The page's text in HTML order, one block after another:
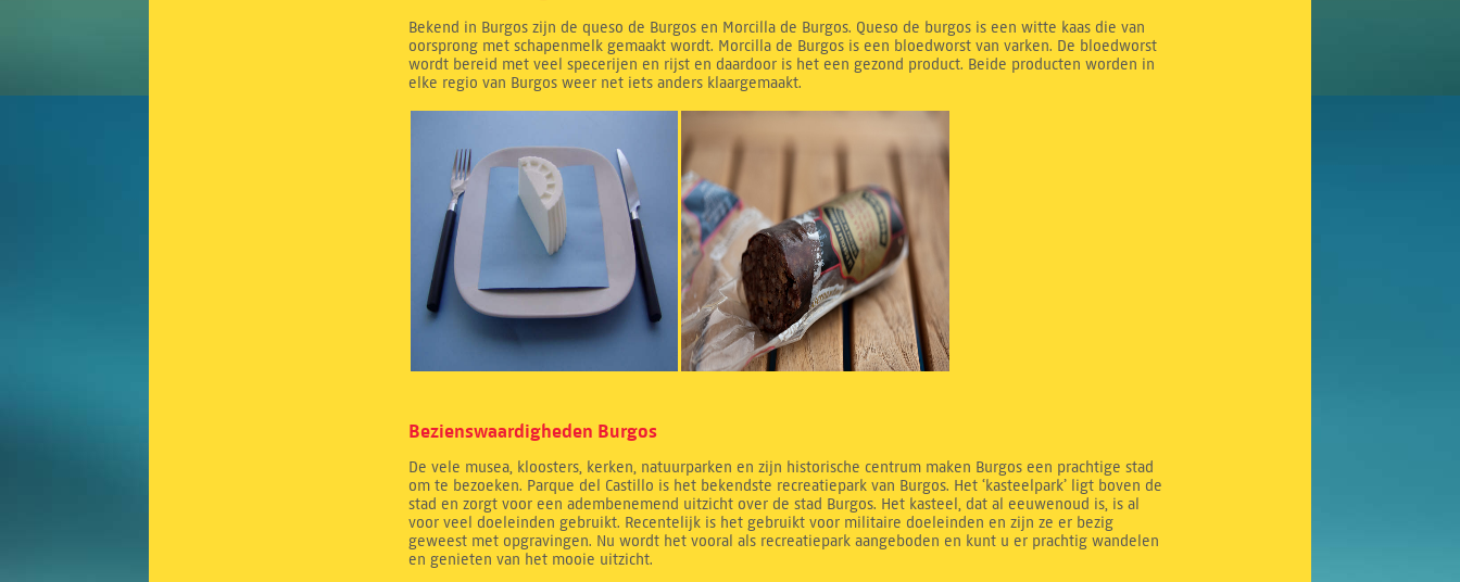
Bekend in Burgos zijn de queso de Burgos en Morcilla de Burgos. Queso de burgos is een witte kaas die van
oorsprong met schapenmelk gemaakt wordt. Morcilla de Burgos is een bloedworst van varken. De bloedworst
wordt bereid met veel specerijen en rijst en daardoor is het een gezond product. Beide producten worden in
elke regio van Burgos weer net iets anders klaargemaakt.
Bezienswaardigheden Burgos
De vele musea, kloosters, kerken, natuurparken en zijn historische centrum maken Burgos een prachtige stad
om te bezoeken. Parque del Castillo is het bekendste recreatiepark van Burgos. Het ‘kasteelpark’ ligt boven de
stad en zorgt voor een adembenemend uitzicht over de stad Burgos. Het kasteel, dat al eeuwenoud is, is al
voor veel doeleinden gebruikt. Recentelijk is het gebruikt voor militaire doeleinden en zijn ze er bezig
geweest met opgravingen. Nu wordt het vooral als recreatiepark aangeboden en kunt u er prachtig wandelen
en genieten van het mooie uitzicht.